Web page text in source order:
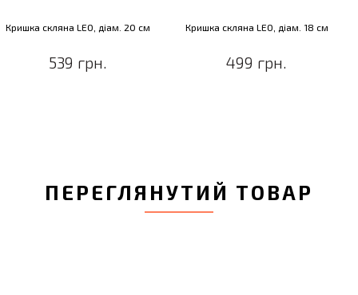
Кришка скляна LEO, діам. 20 см
539 грн.
Кришка скляна LEO, діам. 18 см
499 грн.
ПЕРЕГЛЯНУТИЙ ТОВАР